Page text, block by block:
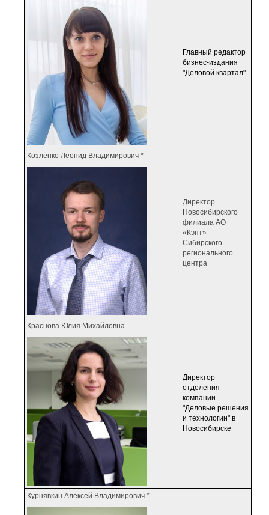
Главный редактор
бизнес-издания
"Деловой квартал"
Козленко Леонид Владимирович *
Директор
Новосибирского
филиала АО
«Кэпт» -
Сибирского
регионального
центра
Краснова Юлия Михайловна
Директор
отделения
компании
"Деловые решения
и технологии" в
Новосибирске
Курнявкин Алексей Владимирович *